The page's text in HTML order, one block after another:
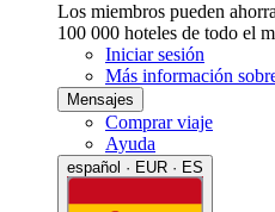
Los miembros pueden
100 000 hoteles de todo el
Iniciar sesión
Más información
Mensajes
Comprar viaje
Ayuda
español · EUR · ES